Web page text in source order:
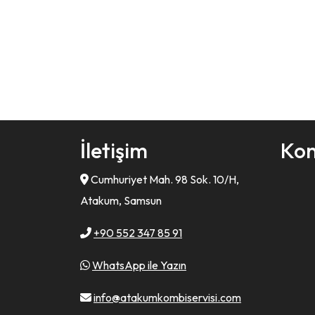
İletişim
Cumhuriyet Mah. 98 Sok. 10/H,
Atakum, Samsun
+90 552 347 85 91
WhatsApp ile Yazın
info@atakumkombiservisi.com